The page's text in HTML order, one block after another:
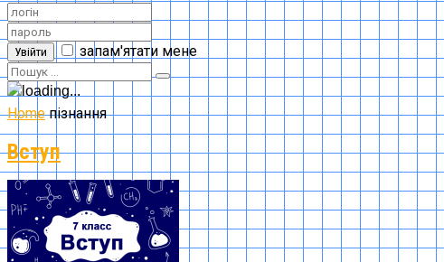
Увійти запам'ятати мене
Home пізнання
Вступ